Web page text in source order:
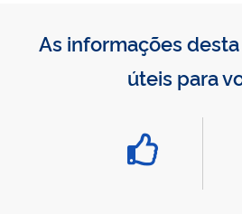
As informações
úteis para